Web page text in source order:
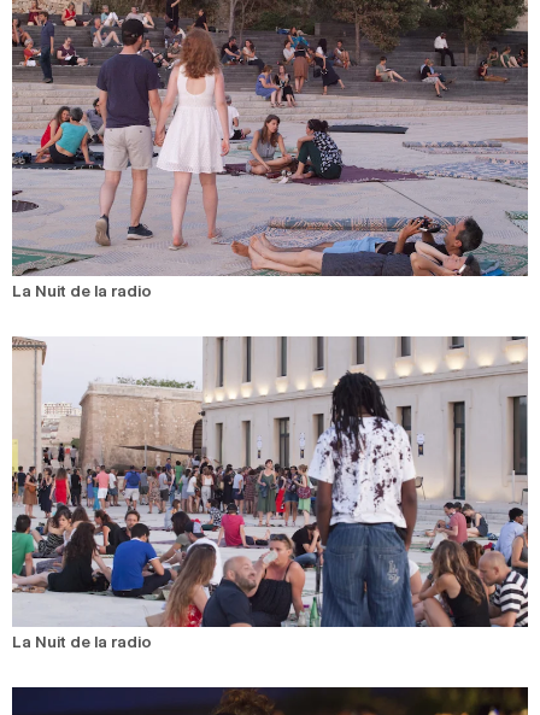
La Nuit de la radio
La Nuit de la radio